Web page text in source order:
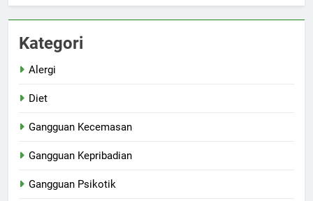
Kategori
Alergi
Diet
Gangguan Kecemasan
Gangguan Kepribadian
Gangguan Psikotik